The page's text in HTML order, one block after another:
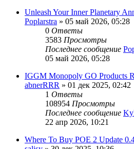
Unleash Your Inner Planetary
Poplarstra » 05 май 2026, 05:28
0 Ответы
3583 Просмотры
Последнее сообщение
05 май 2026, 05:28
IGGM Monopoly GO Products
abnerRRR » 01 дек 2025, 02:42
1 Ответы
108954 Просмотры
Последнее сообщение
22 апр 2026, 10:21
Where To Buy POE 2 Update